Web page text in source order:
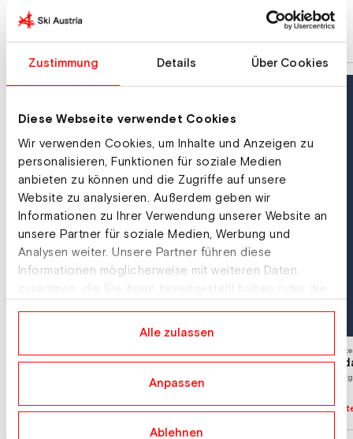
Zustimmung Details Über Cookies
Diese Webseite verwendet Cookies
Wir verwenden Cookies, um Inhalte und Anzeigen zu
personalisieren, Funktionen für soziale Medien
anbieten zu können und die Zugriffe auf unsere
Website zu analysieren. Außerdem geben wir
Informationen zu Ihrer Verwendung unserer Website an
unsere Partner für soziale Medien, Werbung und
Analysen weiter. Unsere Partner führen diese
Informationen möglicherweise mit weiteren Daten
Alle zulassen
Anpassen
Ablehnen
Abergalm
Unterkunft Details
Sonnberg 2, 5761 Maria
Alm